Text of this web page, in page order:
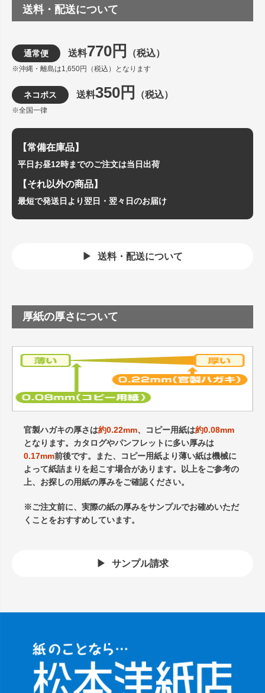
送料・配送について
通常便 送料770円 （税込）
※沖縄・離島は1,650円（税込）となります
ネコポス 送料350円 （税込）
※全国一律
【常備在庫品】
平日お昼12時までのご注文は当日出荷
【それ以外の商品】
最短で発送日より翌日・翌々日のお届け
送料・配送について
厚紙の厚さについて
官製ハガキの厚さは約0.22mm、コピー用紙は約0.08mm
となります。カタログやパンフレットに多い厚みは
0.17mm前後です。また、コピー用紙より薄い紙は機械に
よって紙詰まりを起こす場合があります。以上をご参考の
上、お探しの用紙の厚みをご確認ください。
※ご注文前に、実際の紙の厚みをサンプルでお確めいただ
くことをおすすめしています。
サンプル請求